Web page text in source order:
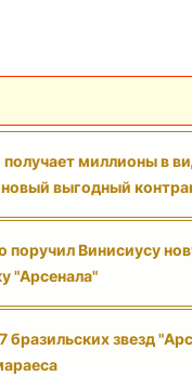
получает миллионы в
выгодный
Винисиусу
"Арсенала"
бразильских звезд